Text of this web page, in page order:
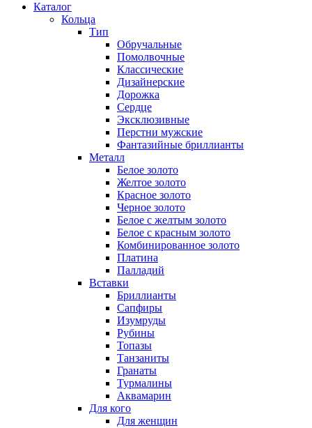
Каталог
Кольца
Тип
Обручальные
Помолвочные
Классические
Дизайнерские
Дорожка
Сердце
Эксклюзивные
Перстни мужские
Фантазийные бриллианты
Металл
Белое золото
Желтое золото
Красное золото
Черное золото
Белое с желтым золото
Белое с красным золото
Комбинированное золото
Платина
Палладий
Вставки
Бриллианты
Сапфиры
Изумруды
Рубины
Топазы
Танзаниты
Гранаты
Турмалины
Аквамарин
Для кого
Для женщин